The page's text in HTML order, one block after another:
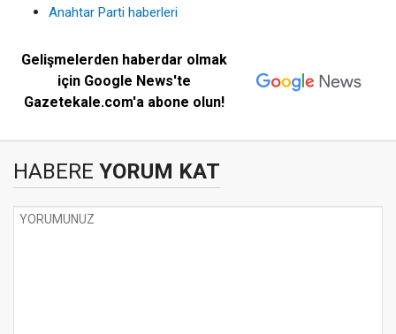
Anahtar Parti haberleri
Gelişmelerden haberdar olmak
için Google News'te
Gazetekale.com'a abone olun!
HABERE YORUM KAT